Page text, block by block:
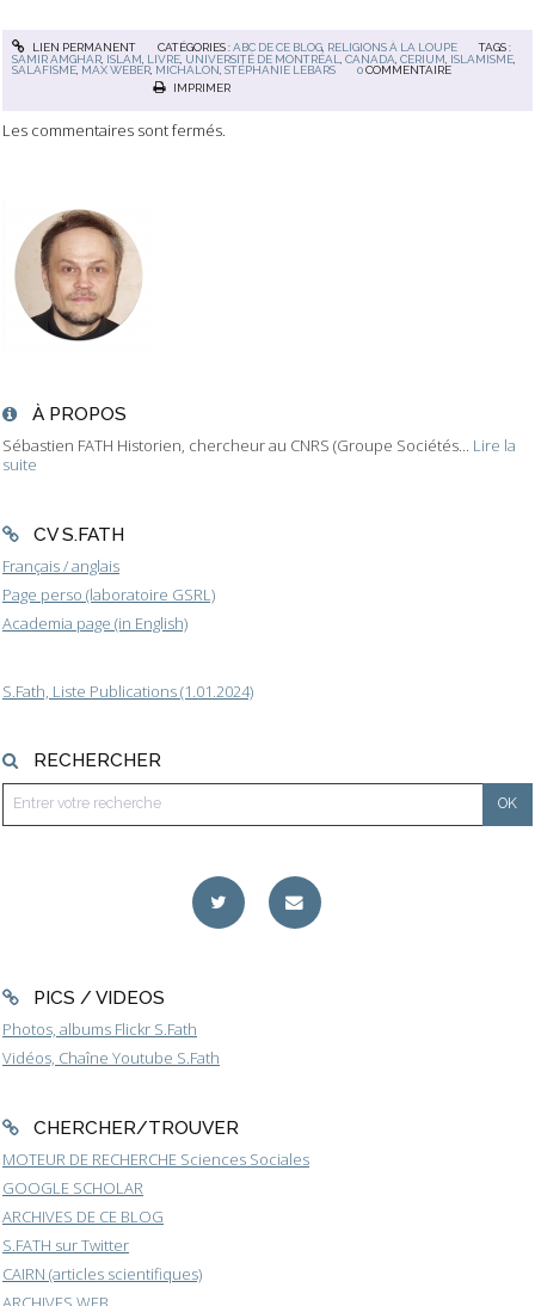
À PROPOS
Sébastien FATH Historien, chercheur au CNRS (Groupe Sociétés... Lire la
suite
CV S.FATH
Français / anglais
Page perso (laboratoire GSRL)
Academia page (in English)
S.Fath, Liste Publications (1.01.2024)
RECHERCHER
PICS / VIDEOS
Photos, albums Flickr S.Fath
Vidéos, Chaîne Youtube S.Fath
CHERCHER/TROUVER
MOTEUR DE RECHERCHE Sciences Sociales
GOOGLE SCHOLAR
ARCHIVES DE CE BLOG
S.FATH sur Twitter
CAIRN (articles scientifiques)
LIEN PERMANENT CATÉGORIES :ABC DE CE BLOG, RELIGIONS À LA LOUPE
TAGS :
SAMIR AMGHAR ISLAM LIVRE UNIVERSITÉ DE MONTRÉAL ,CANADA ,CERIUM ISLAMISME
SALAFISME MAX WEBER MICHALON ,STÉPHANIE LEBARS 0 COMMENTAIRE
IMPRIMER
Les commentaires sont fermés.